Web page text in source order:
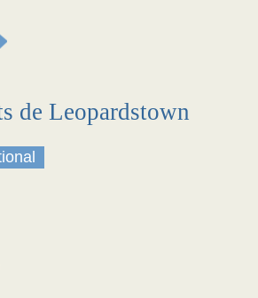
de Leopardstown